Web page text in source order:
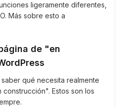
ligeramente diferentes,
Más sobre esto a
de "en
qué necesita realmente
Estos son los